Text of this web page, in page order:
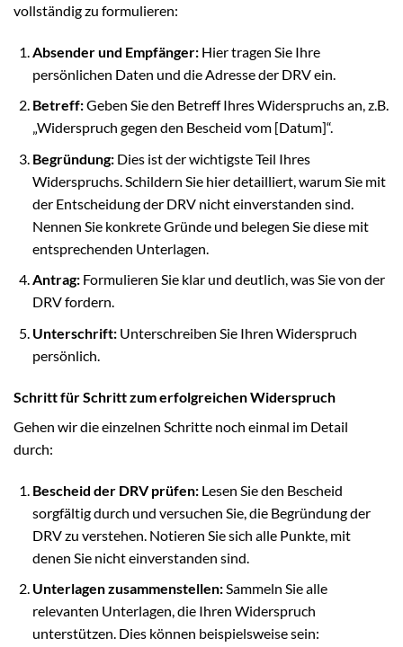
vollständig zu formulieren:
Absender und Empfänger:Hier tragen Sie Ihre
persönlichen Daten und die Adresse der DRV ein.
Betreff:Geben Sie den Betreff Ihres Widerspruchs an, z.B.
„Widerspruch gegen den Bescheid vom [Datum]“.
Begründung:Dies ist der wichtigste Teil Ihres
Widerspruchs. Schildern Sie hier detailliert, warum Sie mit
der Entscheidung der DRV nicht einverstanden sind.
Nennen Sie konkrete Gründe und belegen Sie diese mit
entsprechenden Unterlagen.
Antrag:Formulieren Sie klar und deutlich, was Sie von der
DRV fordern.
Unterschrift:Unterschreiben Sie Ihren Widerspruch
persönlich.
Schritt für Schritt zum erfolgreichen Widerspruch
Gehen wir die einzelnen Schritte noch einmal im Detail
durch:
Bescheid der DRV prüfen:Lesen Sie den Bescheid
sorgfältig durch und versuchen Sie, die Begründung der
DRV zu verstehen. Notieren Sie sich alle Punkte, mit
denen Sie nicht einverstanden sind.
Unterlagen zusammenstellen:Sammeln Sie alle
relevanten Unterlagen, die Ihren Widerspruch
unterstützen. Dies können beispielsweise sein: